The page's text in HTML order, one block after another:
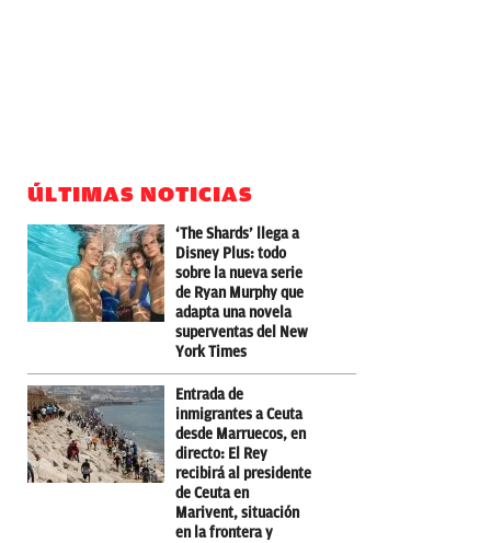
ÚLTIMAS NOTICIAS
‘The Shards’ llega a
Disney Plus: todo
sobre la nueva serie
de Ryan Murphy que
adapta una novela
superventas del New
York Times
Entrada de
inmigrantes a Ceuta
desde Marruecos, en
directo: El Rey
recibirá al presidente
de Ceuta en
Marivent, situación
en la frontera y